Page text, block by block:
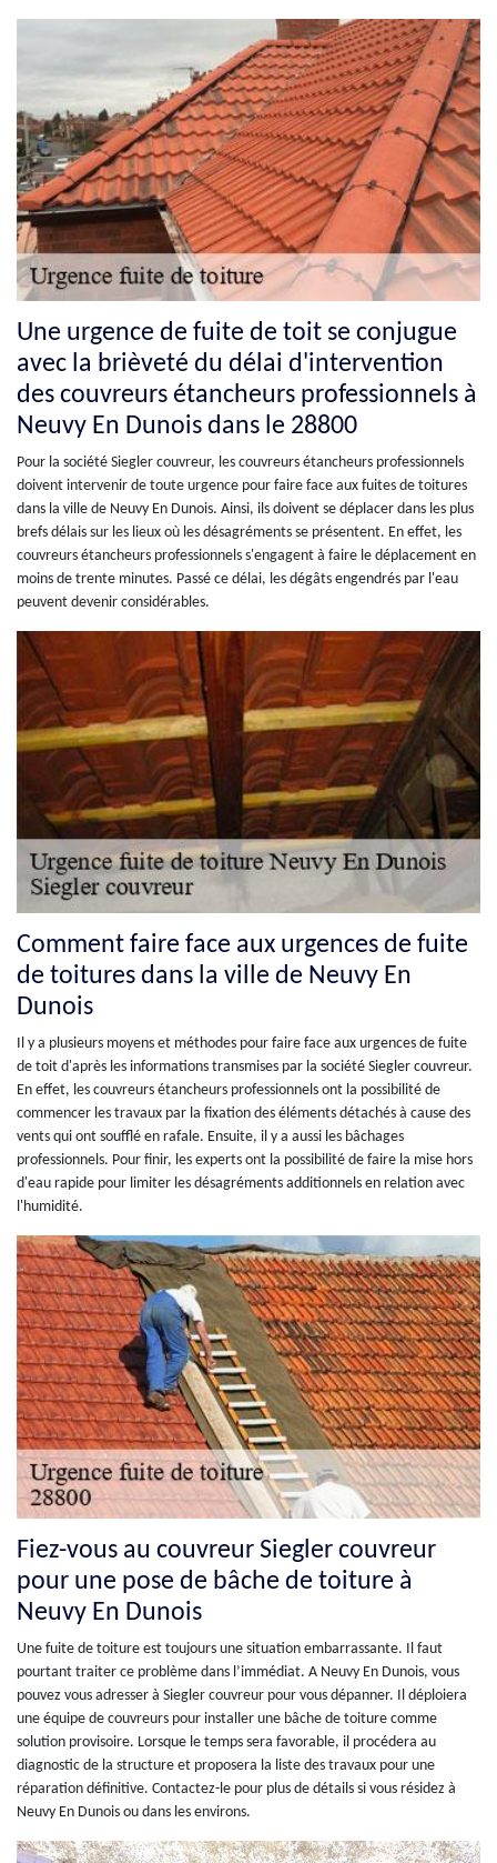
Une urgence de fuite de toit se conjugue
avec la brièveté du délai d'intervention
des couvreurs étancheurs professionnels à
Neuvy En Dunois dans le 28800
Pour la société Siegler couvreur, les couvreurs étancheurs professionnels
doivent intervenir de toute urgence pour faire face aux fuites de toitures
dans la ville de Neuvy En Dunois. Ainsi, ils doivent se déplacer dans les plus
brefs délais sur les lieux où les désagréments se présentent. En effet, les
couvreurs étancheurs professionnels s'engagent à faire le déplacement en
moins de trente minutes. Passé ce délai, les dégâts engendrés par l'eau
peuvent devenir considérables.
Comment faire face aux urgences de fuite
de toitures dans la ville de Neuvy En
Dunois
Il y a plusieurs moyens et méthodes pour faire face aux urgences de fuite
de toit d'après les informations transmises par la société Siegler couvreur.
En effet, les couvreurs étancheurs professionnels ont la possibilité de
commencer les travaux par la fixation des éléments détachés à cause des
vents qui ont soufflé en rafale. Ensuite, il y a aussi les bâchages
professionnels. Pour finir, les experts ont la possibilité de faire la mise hors
d'eau rapide pour limiter les désagréments additionnels en relation avec
l'humidité.
Fiez-vous au couvreur Siegler couvreur
pour une pose de bâche de toiture à
Neuvy En Dunois
Une fuite de toiture est toujours une situation embarrassante. Il faut
pourtant traiter ce problème dans l’immédiat. A Neuvy En Dunois, vous
pouvez vous adresser à Siegler couvreur pour vous dépanner. Il déploiera
une équipe de couvreurs pour installer une bâche de toiture comme
solution provisoire. Lorsque le temps sera favorable, il procédera au
diagnostic de la structure et proposera la liste des travaux pour une
réparation définitive. Contactez-le pour plus de détails si vous résidez à
Neuvy En Dunois ou dans les environs.